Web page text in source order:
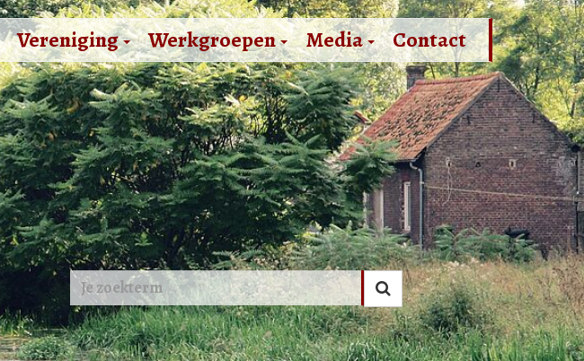
Vereniging Werkgroepen Media Contact